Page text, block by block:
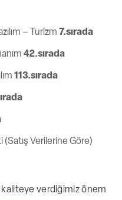
– Turizm 7.sırada
42.sırada
113.sırada
(Satış Verilerine Göre)
verdiğimiz önem